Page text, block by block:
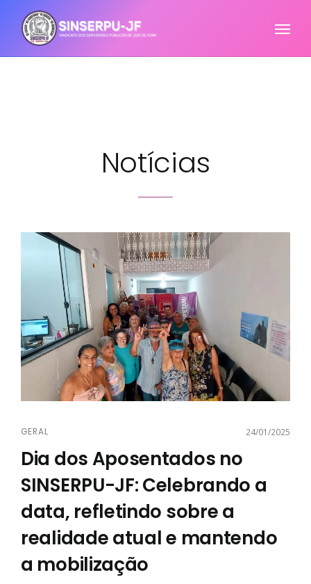
Notícias
GERAL 24/01/2025
Dia dos Aposentados no
SINSERPU-JF: Celebrando a
data, refletindo sobre a
realidade atual e mantendo
a mobilização